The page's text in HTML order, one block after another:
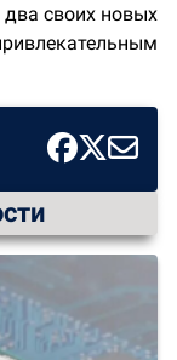
своих новых